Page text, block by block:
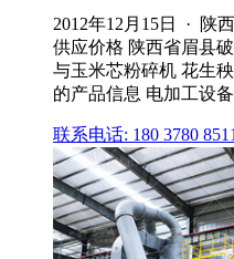
2012年12月15日 · 陕
供应价格 陕西省眉县
与玉米芯粉碎机 花生
的产品信息 电加工设
联系电话: 180 3780 8511